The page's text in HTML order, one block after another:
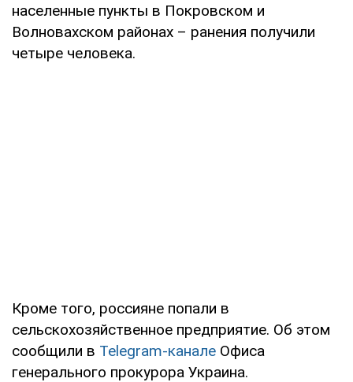
населенные пункты в Покровском и
Волновахском районах – ранения получили
четыре человека.
Кроме того, россияне попали в
сельскохозяйственное предприятие. Об этом
сообщили в Telegram-канале Офиса
генерального прокурора Украина.